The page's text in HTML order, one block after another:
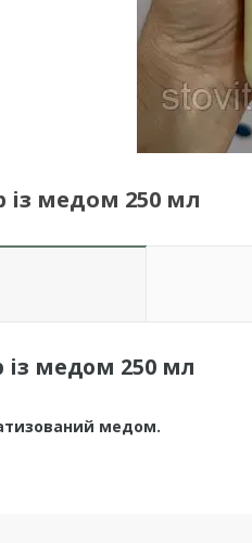
із медом 250 мл
медом 250 мл
медом.